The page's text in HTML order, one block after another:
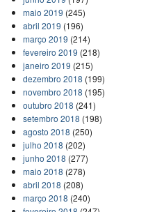
maio 2019 (245)
abril 2019 (196)
março 2019 (214)
fevereiro 2019 (218)
janeiro 2019 (215)
dezembro 2018 (199)
novembro 2018 (195)
outubro 2018 (241)
setembro 2018 (198)
agosto 2018 (250)
julho 2018 (202)
junho 2018 (277)
maio 2018 (278)
abril 2018 (208)
março 2018 (240)